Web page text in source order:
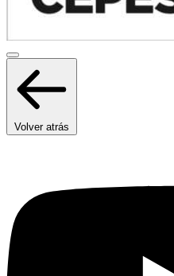
Volver atrás